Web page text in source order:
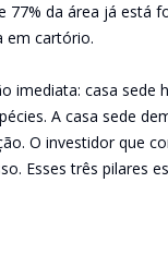
da área já está
em cartório.
imediata: casa sede
A casa sede
O investidor que
Esses três pilares